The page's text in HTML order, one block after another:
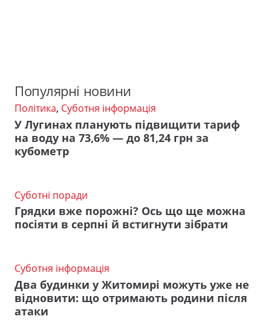
Популярні новини
Політика, Суботня інформація
У Лугинах планують підвищити тариф
на воду на 73,6% — до 81,24 грн за
кубометр
Суботні поради
Грядки вже порожні? Ось що ще можна
посіяти в серпні й встигнути зібрати
Суботня інформація
Два будинки у Житомирі можуть уже не
відновити: що отримають родини після
атаки